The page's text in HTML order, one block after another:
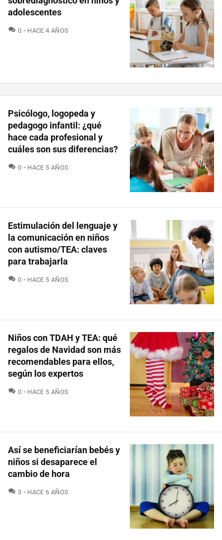
adolescentes
0 COMENTARIOS
HACE 4 AÑOS
Psicólogo, logopeda y
pedagogo infantil: ¿qué
hace cada profesional y
cuáles son sus diferencias?
0 COMENTARIOS
HACE 5 AÑOS
Estimulación del lenguaje y
la comunicación en niños
con autismo/TEA: claves
para trabajarla
0 COMENTARIOS
HACE 5 AÑOS
Niños con TDAH y TEA: qué
regalos de Navidad son más
recomendables para ellos,
según los expertos
0 COMENTARIOS
HACE 5 AÑOS
Así se beneficiarían bebés y
niños si desaparece el
cambio de hora
3 COMENTARIOS
HACE 6 AÑOS